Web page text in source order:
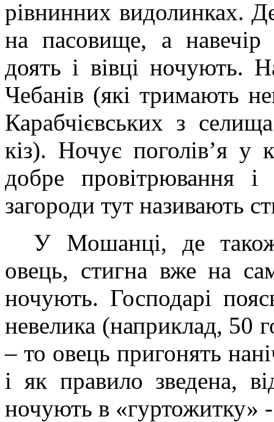
рівнинних видолинках.
на пасовище, а навечір
доять і вівці ночують.
Чебанів (які тримають
Карабчієвських з
кіз). Ночує поголів’я у
добре провітрювання і
загороди тут називають
У Мошанці, де
овець, стигна вже на
ночують. Господарі
невелика (наприклад, 50
– то овець пригонять
і як правило зведена,
ночують в «гуртожитку»